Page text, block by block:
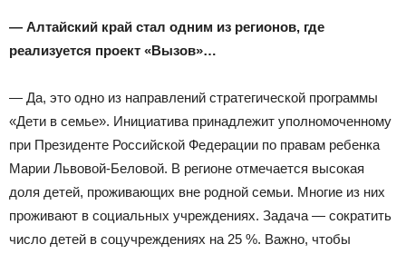
— Алтайский край стал одним из регионов, где
реализуется проект «Вызов»…
— Да, это одно из направлений стратегической программы
«Дети в семье». Инициатива принадлежит уполномоченному
при Президенте Российской Федерации по правам ребенка
Марии Львовой-Беловой. В регионе отмечается высокая
доля детей, проживающих вне родной семьи. Многие из них
проживают в социальных учреждениях. Задача — сократить
число детей в соцучреждениях на 25 %. Важно, чтобы